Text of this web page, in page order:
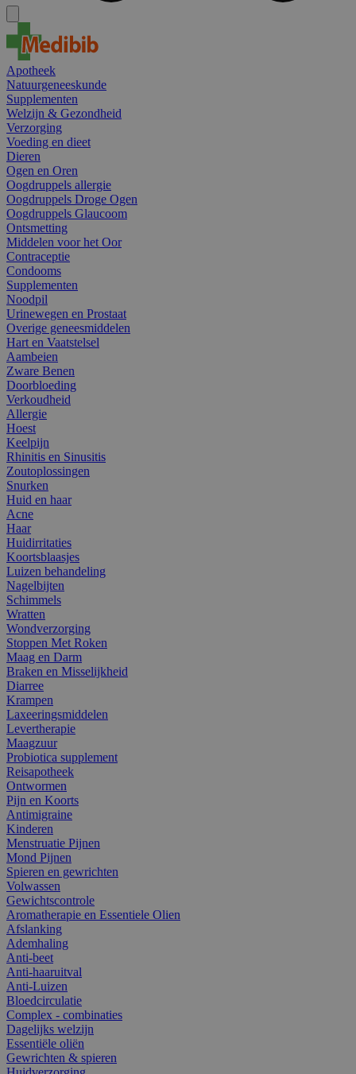
Apotheek
Natuurgeneeskunde
Supplementen
Welzijn & Gezondheid
Verzorging
Voeding en dieet
Dieren
Ogen en Oren
Oogdruppels allergie
Oogdruppels Droge Ogen
Oogdruppels Glaucoom
Ontsmetting
Middelen voor het Oor
Contraceptie
Condooms
Supplementen
Noodpil
Urinewegen en Prostaat
Overige geneesmiddelen
Hart en Vaatstelsel
Aambeien
Zware Benen
Doorbloeding
Verkoudheid
Allergie
Hoest
Keelpijn
Rhinitis en Sinusitis
Zoutoplossingen
Snurken
Huid en haar
Acne
Haar
Huidirritaties
Koortsblaasjes
Luizen behandeling
Nagelbijten
Schimmels
Wratten
Wondverzorging
Stoppen Met Roken
Maag en Darm
Braken en Misselijkheid
Diarree
Krampen
Laxeeringsmiddelen
Levertherapie
Maagzuur
Probiotica supplement
Reisapotheek
Ontwormen
Pijn en Koorts
Antimigraine
Kinderen
Menstruatie Pijnen
Mond Pijnen
Spieren en gewrichten
Volwassen
Gewichtscontrole
Aromatherapie en Essentiele Olien
Afslanking
Ademhaling
Anti-beet
Anti-haaruitval
Anti-Luizen
Bloedcirculatie
Complex - combinaties
Dagelijks welzijn
Essentiële oliën
Gewrichten & spieren